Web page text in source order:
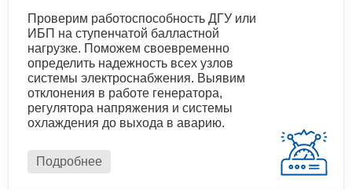
Проверим работоспособность ДГУ или
ИБП на ступенчатой балластной
нагрузке. Поможем своевременно
определить надежность всех узлов
системы электроснабжения. Выявим
отклонения в работе генератора,
регулятора напряжения и системы
охлаждения до выхода в аварию.
Подробнее